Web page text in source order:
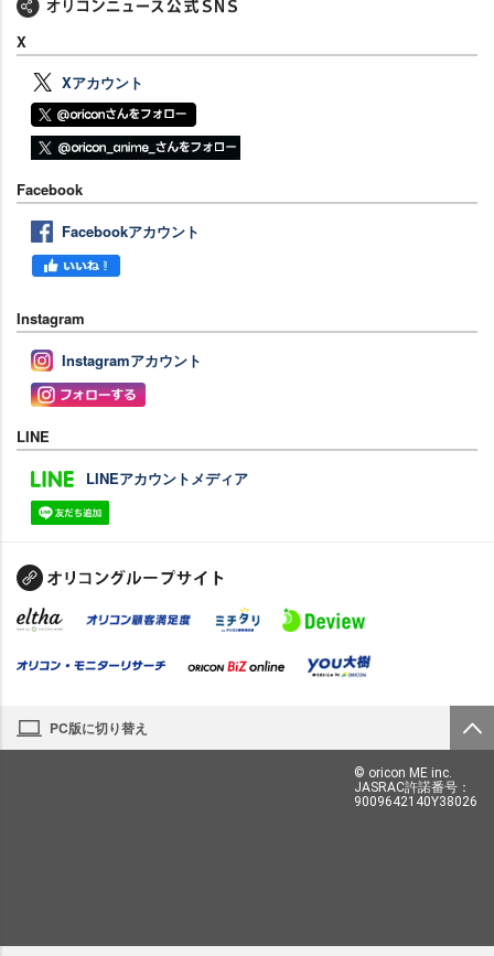
X
Xアカウント
Facebook
Facebookアカウント
Instagram
Instagramアカウント
LINE
LINEアカウントメディア
PC版に切り替え
© oricon ME inc.
JASRAC許諾番号：
9009642140Y38026